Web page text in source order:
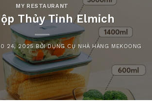
MY RESTAURANT
Thủy Tinh Elmich
24, 2025 BỞIDỤNG CỤ NHÀ HÀNG MEKOONG